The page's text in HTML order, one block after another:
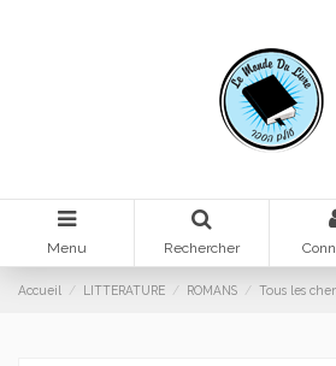
Menu Rechercher
Accueil LITTERATURE ROMANS Tous les